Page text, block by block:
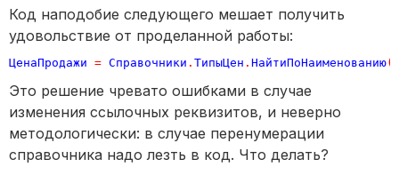
Код наподобие следующего мешает получить
удовольствие от проделанной работы:
ЦенаПродажи = Справочники . ТипыЦен . НайтиПоНаименованию(
Это решение чревато ошибками в случае
изменения ссылочных реквизитов, и неверно
методологически: в случае перенумерации
справочника надо лезть в код. Что делать?